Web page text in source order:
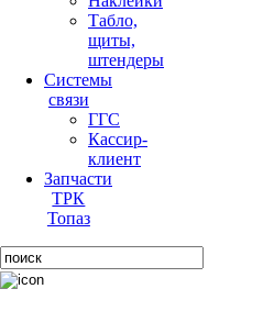
Табло,
щиты,
штендеры
Системы
связи
ГГС
Кассир-
клиент
Запчасти
ТРК
Топаз